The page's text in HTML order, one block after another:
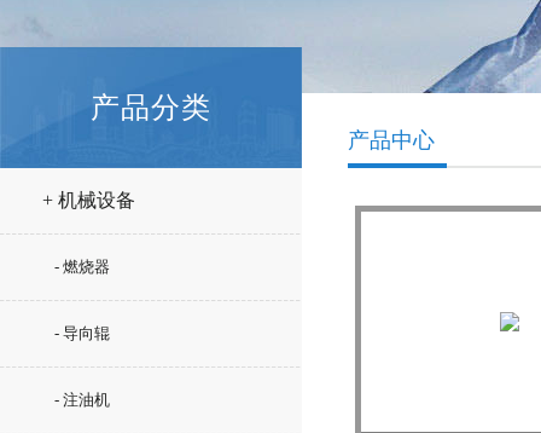
产品分类
+ 机械设备
- 燃烧器
- 导向辊
- 注油机
产品中心